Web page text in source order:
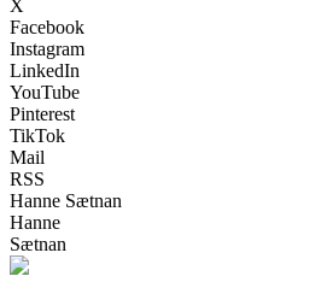
X
Facebook
Instagram
LinkedIn
YouTube
Pinterest
TikTok
Mail
RSS
Hanne Sætnan
Hanne
Sætnan